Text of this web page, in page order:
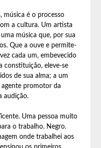
música é o processo
a cultura. Um artista
música que, por sua
Que a ouve e permite-
cada um, embevecido
constituição, eleve-se
de sua alma; a um
promotor da
audição.
Uma pessoa muito
o trabalho. Negro.
onde trabalhei aos